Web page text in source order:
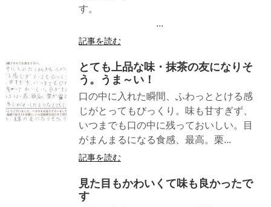
す。
...
記事を読む
とても上品な味・抹茶の友になりそ
う。うま～い！
口の中に入れた瞬間、ふわっととける感
じがとってもびっくり。味も甘すぎず、
いつまでも口の中に残っておいしい。目
がまんまるになる食感、最高。栗...
記事を読む
見た目もかわいくて味も良かったで
す